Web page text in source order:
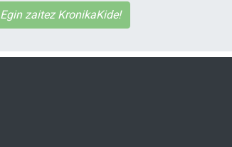
Egin zaitez KronikaKide!